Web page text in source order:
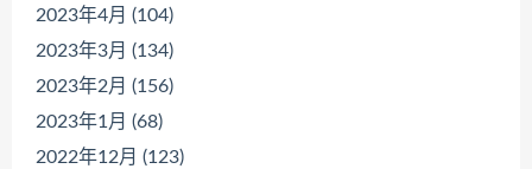
2023年4月 (104)
2023年3月 (134)
2023年2月 (156)
2023年1月 (68)
2022年12月 (123)